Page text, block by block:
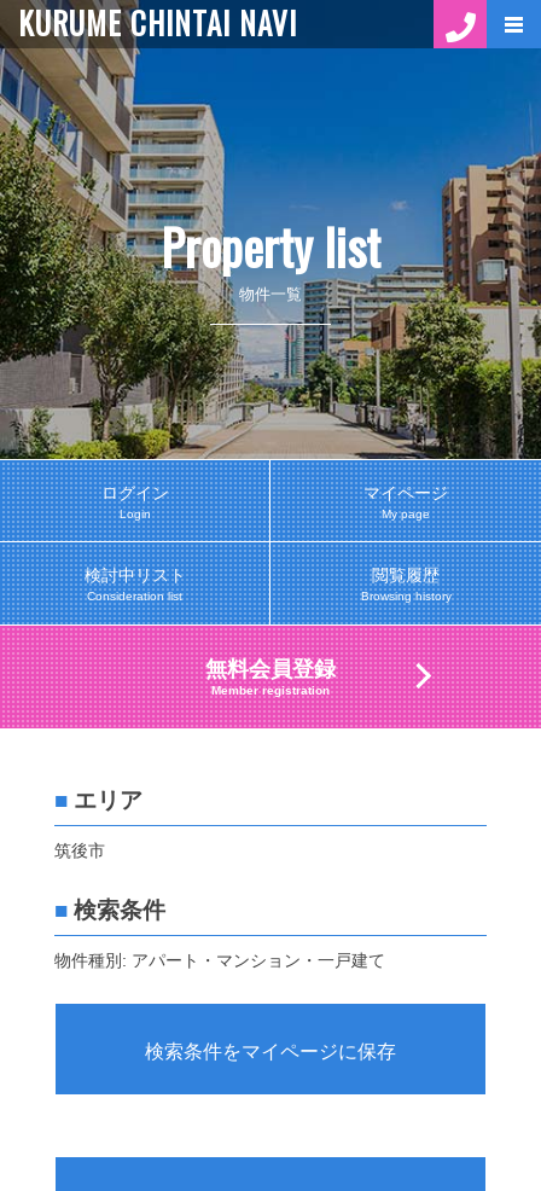
KURUME CHINTAI NAVI
Property list
物件一覧
ログイン
Login
マイページ
My page
検討中リスト
Consideration list
閲覧履歴
Browsing history
無料会員登録
Member registration
■エリア
筑後市
■検索条件
物件種別: アパート・マンション・一戸建て
検索条件をマイページに保存